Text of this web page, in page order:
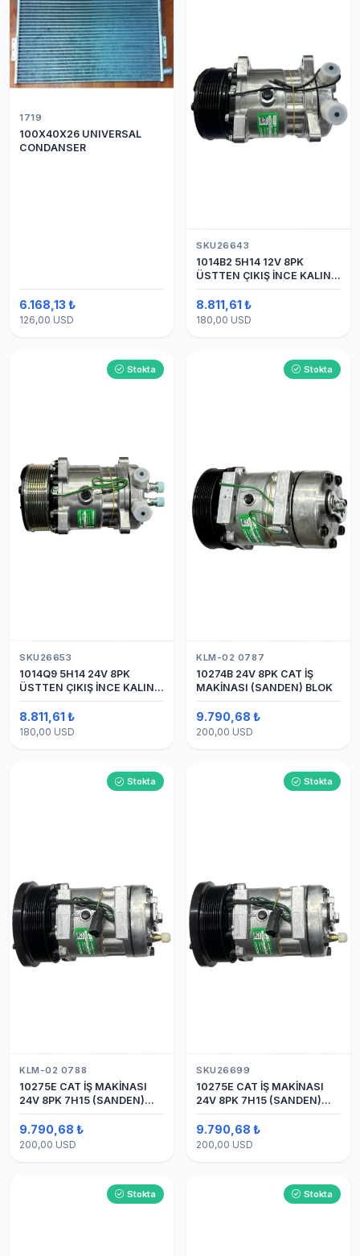
1719
100X40X26 UNIVERSAL
CONDANSER
6.168,13 ₺
126,00 USD
SKU26643
1014B2 5H14 12V 8PK
ÜSTTEN ÇIKIŞ İNCE KALIN
(SANDEN) KLİMA
KOMPESÖRÜ
8.811,61 ₺
180,00 USD
Stokta
SKU26653
1014Q9 5H14 24V 8PK
ÜSTTEN ÇIKIŞ İNCE KALIN
(SANDEN) KLİMA
KOMPRESÖRÜ KOMPRESÖR
8.811,61 ₺
180,00 USD
Stokta
KLM-02 0787
10274B 24V 8PK CAT İŞ
MAKİNASI (SANDEN) BLOK
9.790,68 ₺
200,00 USD
Stokta
KLM-02 0788
10275E CAT İŞ MAKİNASI
24V 8PK 7H15 (SANDEN)
BLOK
9.790,68 ₺
200,00 USD
Stokta
SKU26699
10275E CAT İŞ MAKİNASI
24V 8PK 7H15 (SANDEN)
BLOK SAPLAMALI KLİMA
KOMPRESÖRÜ
9.790,68 ₺
200,00 USD
Stokta Stokta